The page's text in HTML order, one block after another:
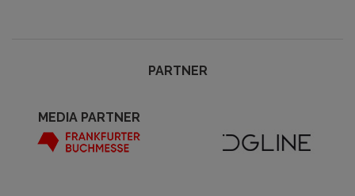
PARTNER
MEDIA PARTNER